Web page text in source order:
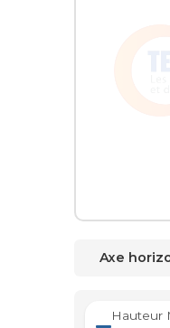
Axe
Hauteur